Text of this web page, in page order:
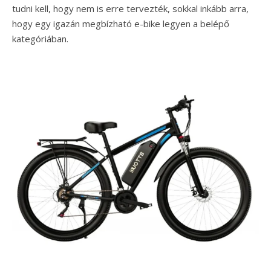
tudni kell, hogy nem is erre tervezték, sokkal inkább arra,
hogy egy igazán megbízható e-bike legyen a belépő
kategóriában.